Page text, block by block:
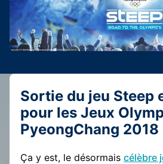
Sortie du jeu Steep
pour les Jeux
PyeongChang 2018
Ça y est, le désormais célèbre